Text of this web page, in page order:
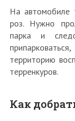
На
роз. Нужно
парка и
территорию
терренкуров.
Как